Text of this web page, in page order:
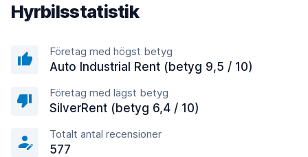
Hyrbilsstatistik
Företag med högst betyg
Auto Industrial Rent (betyg 9,5 / 10)
Företag med lägst betyg
SilverRent (betyg 6,4 / 10)
Totalt antal recensioner
577